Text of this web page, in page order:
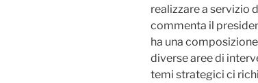
realizzare a servizio
commenta il
ha una
diverse aree di
temi strategici ci